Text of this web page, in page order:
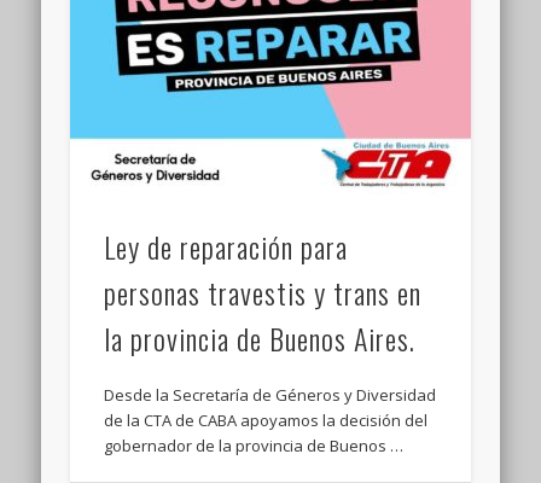
Ley de reparación para
personas travestis y trans en
la provincia de Buenos Aires.
Desde la Secretaría de Géneros y Diversidad
de la CTA de CABA apoyamos la decisión del
gobernador de la provincia de Buenos …